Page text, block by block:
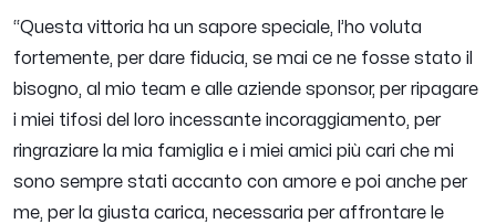
“Questa vittoria ha un sapore speciale, l’ho voluta
fortemente, per dare fiducia, se mai ce ne fosse stato il
bisogno, al mio team e alle aziende sponsor, per ripagare
i miei tifosi del loro incessante incoraggiamento, per
ringraziare la mia famiglia e i miei amici più cari che mi
sono sempre stati accanto con amore e poi anche per
me, per la giusta carica, necessaria per affrontare le